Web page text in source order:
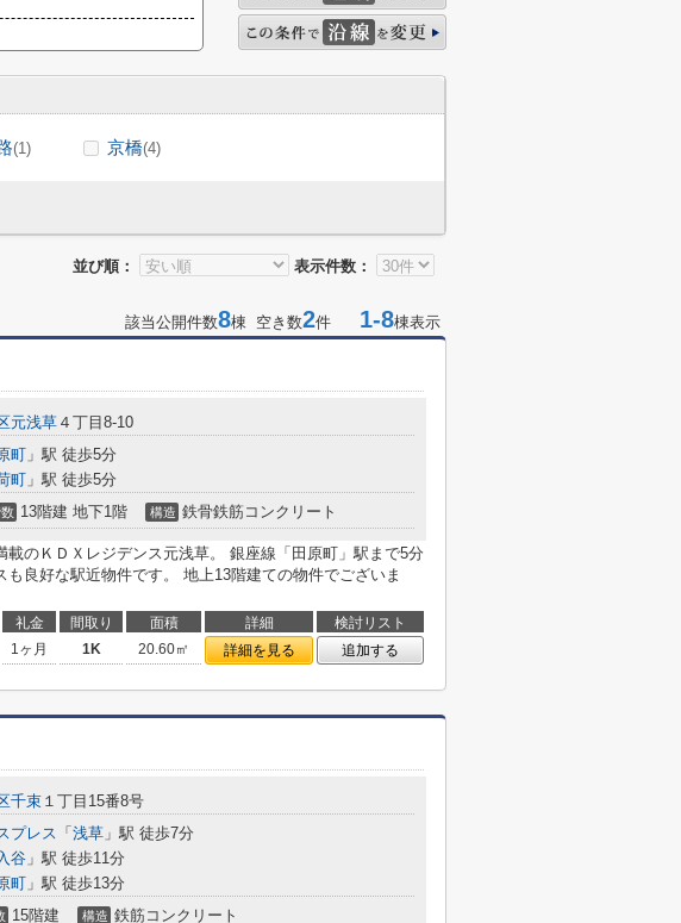
(1) 京橋(4)
並び順： 表示件数：
該当公開件数8棟 空き数2件 1-8棟表示
元浅草 ４丁目8-10
町 」駅 徒歩5分
町 」駅 徒歩5分
13階建 地下1階 構造 鉄骨鉄筋コンクリート
載のＫＤＸレジデンス元浅草。 銀座線「田原町」駅まで5分
も良好な駅近物件です。 地上13階建ての物件でございま
礼金 間取り 面積 詳細
検討リスト
1ヶ月 1K 20.60㎡ 詳細を見る 追加する
千束 １丁目15番8号
プレス 「 浅草 」駅 徒歩7分
谷 」駅 徒歩11分
町 」駅 徒歩13分
15階建 構造 鉄筋コンクリート